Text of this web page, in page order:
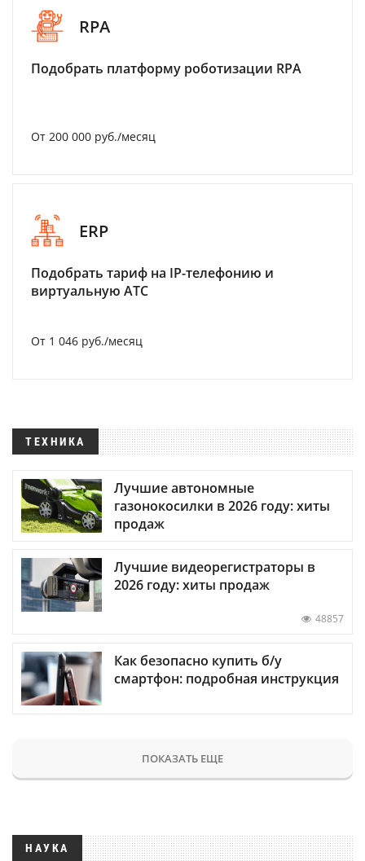
RPA
Подобрать платформу роботизации RPA
От 200 000 руб./месяц
ERP
Подобрать тариф на IP-телефонию и
виртуальную АТС
От 1 046 руб./месяц
ТЕХНИКА
Лучшие автономные
газонокосилки в 2026 году: хиты
продаж
Лучшие видеорегистраторы в
2026 году: хиты продаж
48857
Как безопасно купить б/у
смартфон: подробная инструкция
ПОКАЗАТЬ ЕЩЕ
НАУКА